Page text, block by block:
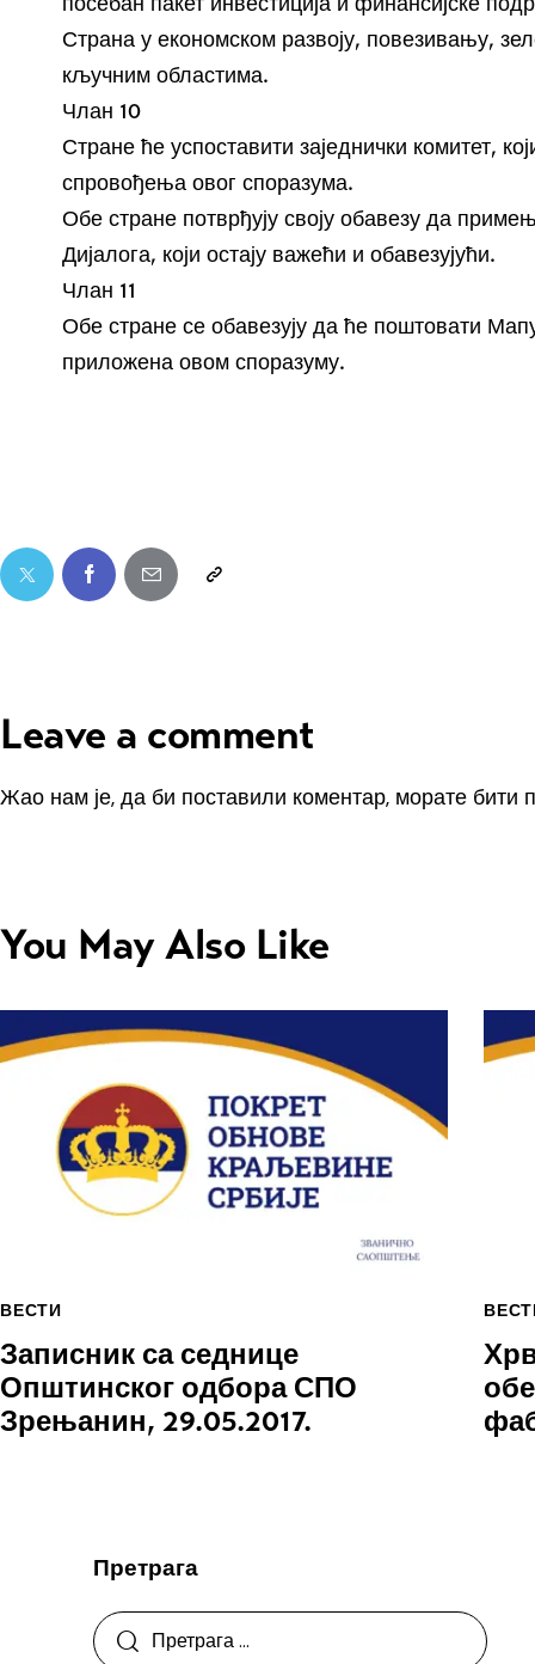
Страна у економском развоју, повезивању,
кључним областима.
Члан 10
Стране ће успоставити заједнички комитет,
спровођења овог споразума.
Обе стране потврђују своју обавезу да
Дијалога, који остају важећи и обавезујући.
Члан 11
Обе стране се обавезују да ће поштовати
приложена овом споразуму.
Leave a comment
Жао нам је, да би поставили коментар, морате бити
You May Also Like
ВЕСТИ
Записник са седнице
Општинског одбора СПО
Зрењанин, 29.05.2017.
Претрага